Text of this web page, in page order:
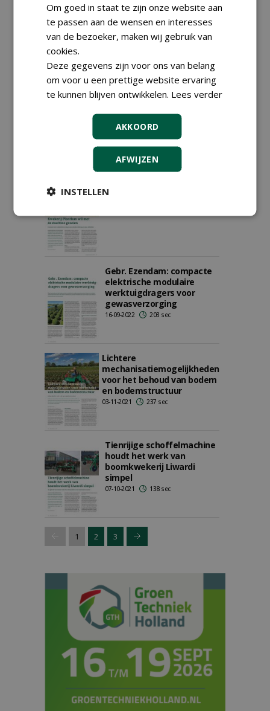
De Globus E-trike ETK2000,
paradepaardje van
Ezendam
11-09-2023 244 sec
Elektrisch aangedreven
is uitgevonden door Gebr.
Ezendam
05-06-2023 328 sec
de machine groeien
Gebr. Ezendam: compacte
elektrische modulaire
werktuigdragers voor
gewasverzorging
16-09-2022 203 sec
Lichtere
mechanisatiemogelijkheden
voor het behoud van bodem
en bodemstructuur
03-11-2021 237 sec
Tienrijige schoffelmachine
houdt het werk van
boomkwekerij Liwardi
simpel
07-10-2021 138 sec
1 2 3
Om goed in staat te zijn onze website aan
te passen aan de wensen en interesses
van de bezoeker, maken wij gebruik van
cookies.
Deze gegevens zijn voor ons van belang
om voor u een prettige website ervaring
te kunnen blijven ontwikkelen. Lees verder
AKKOORD
AFWIJZEN
INSTELLEN